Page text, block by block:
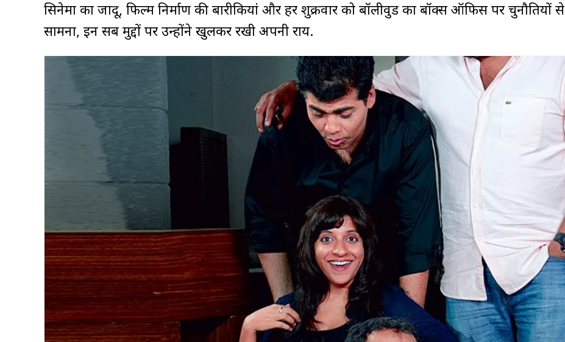
सिनेमा का जादू, फिल्म निर्माण की बारीकियां और हर शुक्रवार को बॉलीवुड का बॉक्स ऑफिस पर चुनौतियों से
सामना, इन सब मुद्दों पर उन्होंने खुलकर रखी अपनी राय.